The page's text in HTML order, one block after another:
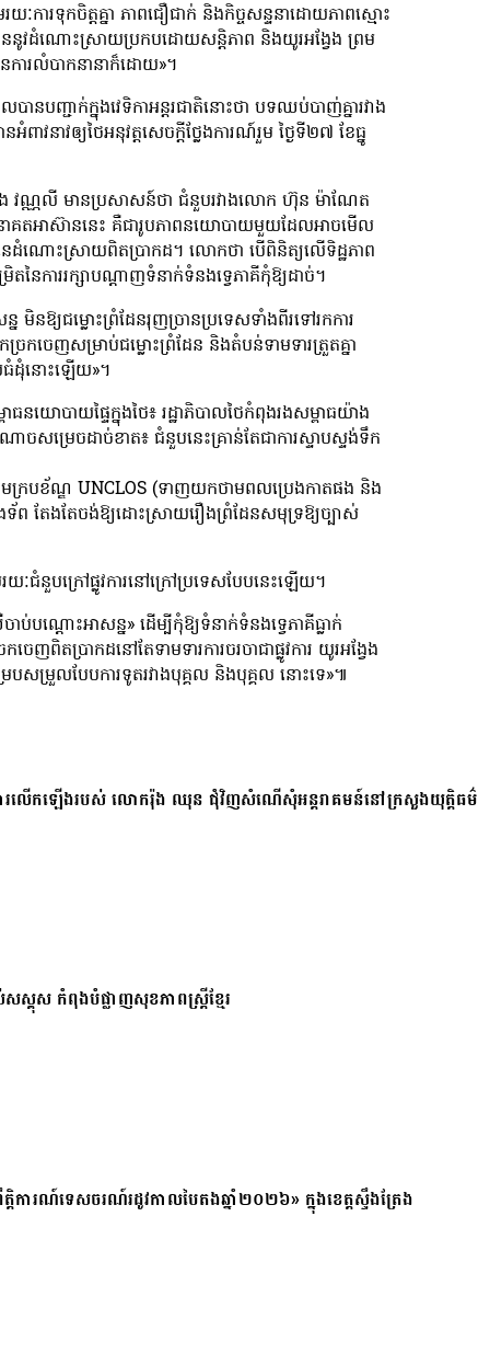
ការទុកចិត្តគ្នា ភាពជឿជាក់ និងកិច្ចសន្ទនាដោយភាពស្មោះ
ាននូវដំណោះស្រាយប្រកបដោយសន្តិភាព និងយូរអង្វែង ព្រម
ការលំបាកនានាក៏ដោយ»។
ាក់ក្នុងវេទិកាអន្តរជាតិនោះថា បទឈប់បាញ់គ្នារវាង
នាវឲ្យថៃអនុវត្តសេចក្តីថ្លែងការណ៍រួម ថ្ងៃទី២៧ ខែធ្នូ
ង វណ្ណលី មានប្រសាសន៍ថា ជំនួបរវាងលោក ហ៊ុន ម៉ាណែត
គតអាស៊ាននេះ គឺជារូបភាពនយោបាយមួយដែលអាចមើល
ៃដំណោះស្រាយពិតប្រាកដ។ លោកថា បើពិនិត្យលើទិដ្ឋភាព
នៃការរក្សាបណ្តាញទំនាក់ទំនង​ទ្វេភាគីកុំឱ្យដាច់។
មិនឱ្យជម្លោះព្រំដែនរុញច្រានប្រទេសទាំងពីរទៅរកការ
រកចេញសម្រាប់ជម្លោះព្រំដែន និងតំបន់ទាមទារត្រួតគ្នា
ដុំនោះឡើយ»។
យោ​បាយផ្ទៃក្នុងថៃ៖ រដ្ឋាភិបាលថៃកំពុងរងសម្ពាធយ៉ាង
សម្រេចដាច់ខាត៖ ជំនួបនេះគ្រាន់តែជាការស្ទាបស្ទង់ទឹក
មក្របខ័ណ្ឌ UNCLOS (ទាញយកថាមពលប្រេងកាតផង និង
តែងតែចង់ឱ្យដោះស្រាយរឿងព្រំដែនសមុទ្រ​ឱ្យច្បាស់
ជំនួបក្រៅផ្លូវការនៅក្រៅប្រទេសបែបនេះឡើយ។
ណ្តោះអាសន្ន» ដើម្បីកុំឱ្យទំនាក់ទំនងទ្វេភាគីធ្លាក់
ចេញពិតប្រាកដនៅតែទាមទារការចរចាជាផ្លូវការ យូរអង្វែង
របសម្រួលបែបការទូតរវាងបុគ្គល និងបុគ្គល នោះទេ»៕
រលើកឡើងរបស់ លោករ៉ុង ឈុន ជុំវិញសំណើសុំអន្តរាគមន៍នៅក្រសួងយុត្តិធម៌
គុស កំពុងបំផ្លាញសុខភាពស្ត្រីខ្មែរ
ារណ៍ទេសចរណ៍រដូវកាលបៃតងឆ្នាំ២០២៦» ក្នុងខេត្តស្ទឹងត្រែង